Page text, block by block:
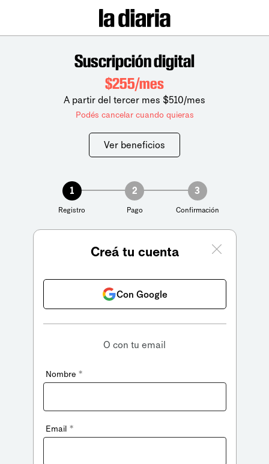
Suscripción digital
$255/mes
A partir del tercer mes $510/mes
Podés cancelar cuando quieras
Ver beneficios
1
Registro
2
Pago
3
Confirmación
Creá tu cuenta
Con Google
O con tu email
Nombre *
Email *